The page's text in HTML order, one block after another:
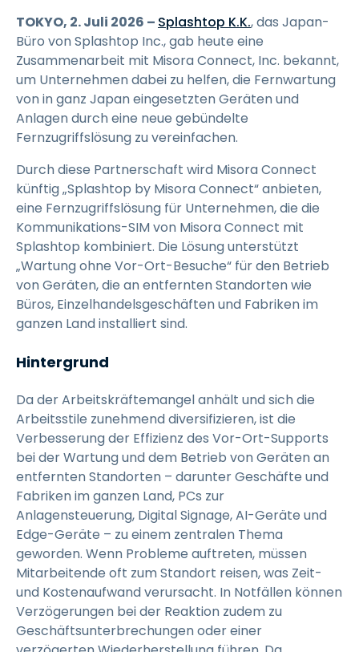
TOKYO, 2. Juli 2026 – Splashtop K.K., das Japan-
Büro von Splashtop Inc., gab heute eine
Zusammenarbeit mit Misora Connect, Inc. bekannt,
um Unternehmen dabei zu helfen, die Fernwartung
von in ganz Japan eingesetzten Geräten und
Anlagen durch eine neue gebündelte
Fernzugriffslösung zu vereinfachen.
Durch diese Partnerschaft wird Misora Connect
künftig „Splashtop by Misora Connect“ anbieten,
eine Fernzugriffslösung für Unternehmen, die die
Kommunikations-SIM von Misora Connect mit
Splashtop kombiniert. Die Lösung unterstützt
„Wartung ohne Vor-Ort-Besuche“ für den Betrieb
von Geräten, die an entfernten Standorten wie
Büros, Einzelhandelsgeschäften und Fabriken im
ganzen Land installiert sind.
Hintergrund
Da der Arbeitskräftemangel anhält und sich die
Arbeitsstile zunehmend diversifizieren, ist die
Verbesserung der Effizienz des Vor-Ort-Supports
bei der Wartung und dem Betrieb von Geräten an
entfernten Standorten – darunter Geschäfte und
Fabriken im ganzen Land, PCs zur
Anlagensteuerung, Digital Signage, AI-Geräte und
Edge-Geräte – zu einem zentralen Thema
geworden. Wenn Probleme auftreten, müssen
Mitarbeitende oft zum Standort reisen, was Zeit-
und Kostenaufwand verursacht. In Notfällen können
Verzögerungen bei der Reaktion zudem zu
Geschäftsunterbrechungen oder einer